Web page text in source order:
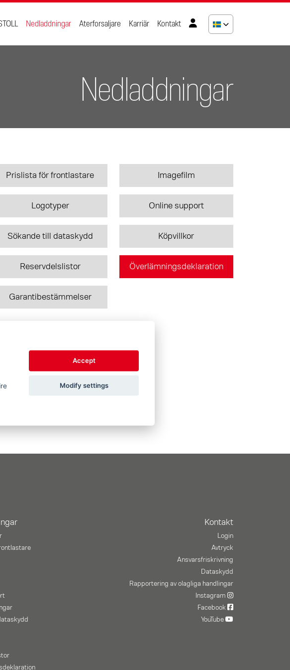
Nedladdningar Aterforsaljare Karriär Kontakt
Nedladdningar
Prislista för frontlastare Imagefilm
Logotyper Online support
Sökande till dataskydd Köpvillkor
Reservdelslistor Överlämningsdeklaration
Garantibestämmelser
Kontakt
Login
Avtryck
Ansvarsfriskrivning
Dataskydd
Rapportering av olagliga handlingar
Instagram
Facebook
YouTube
Accept
Modify settings